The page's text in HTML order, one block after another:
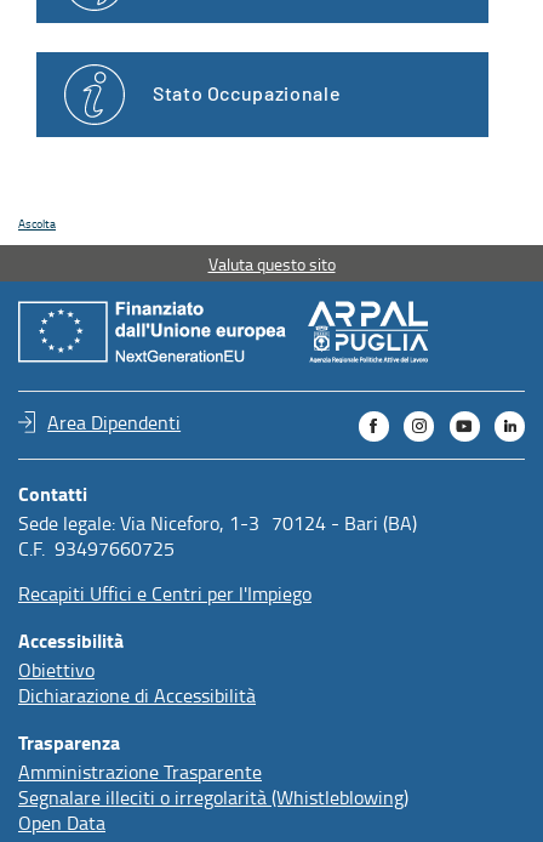
Stato Occupazionale
Ascolta
Valuta questo sito
Area Dipendenti
Contatti
Sede legale: Via Niceforo, 1-3 70124 - Bari (BA)
C.F. 93497660725
Recapiti Uffici e Centri per l'Impiego
Accessibilità
Obiettivo
Dichiarazione di Accessibilità
Trasparenza
Amministrazione Trasparente
Segnalare illeciti o irregolarità (Whistleblowing)
Open Data